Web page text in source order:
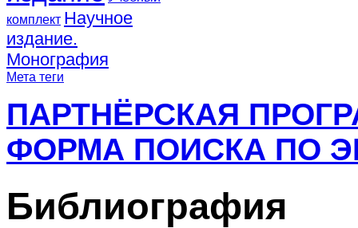
комплект Научное
издание.
Монография
Мета теги
ПАРТНЁРСКАЯ
ФОРМА ПОИСКА ПО
Библиография